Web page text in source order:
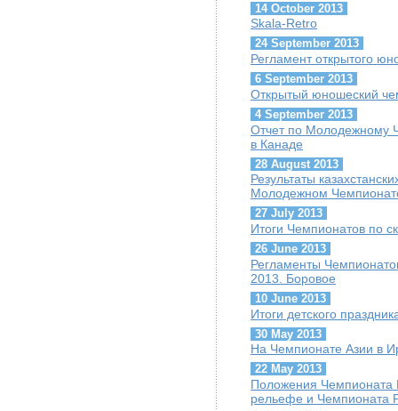
14 October 2013
Skala-Retro
24 September 2013
Регламент открытого
6 September 2013
Открытый юношеский
4 September 2013
Отчет по Молодежному
в Канаде
28 August 2013
Результаты
Молодежном
27 July 2013
Итоги Чемпионатов по
26 June 2013
Регламенты
2013. Боровое
10 June 2013
Итоги детского
30 May 2013
На Чемпионате Азии в
22 May 2013
Положения Чемпионата
рельефе и Чемпионата